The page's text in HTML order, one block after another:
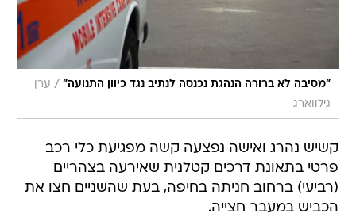
"מסיבה לא ברורה הנהגת נכנסה לנתיב נגד כיוון התנועה" / ערן
גילווארג
קשיש נהרג ואישה נפצעה קשה מפגיעת כלי רכב
פרטי בתאונת דרכים קטלנית שאירעה בצהריים
(רביעי) ברחוב חניתה בחיפה, בעת שהשניים חצו את
הכביש במעבר חצייה.